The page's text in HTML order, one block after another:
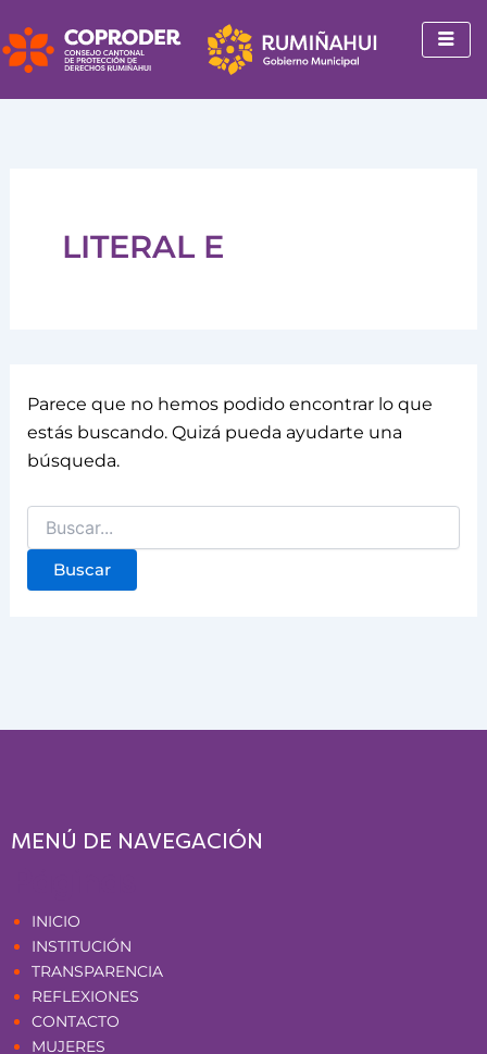
al
contenido
LITERAL E
Parece que no hemos podido encontrar lo que
estás buscando. Quizá pueda ayudarte una
búsqueda.
por:
MENÚ DE NAVEGACIÓN
INICIO
INSTITUCIÓN
TRANSPARENCIA
REFLEXIONES
CONTACTO
MUJERES